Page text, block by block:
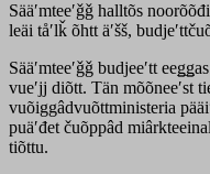
Sääʹmteeʹǧǧ halltõs
leäi tåʹlǩ õhtt äʹšš,
Sääʹmteeʹǧǧ budjeeʹtt
vueʹjj diõtt. Tän mõõneeʹst
vuõiggâdvuõttministeria
puäʹđet čuõppâd
tiõttu.